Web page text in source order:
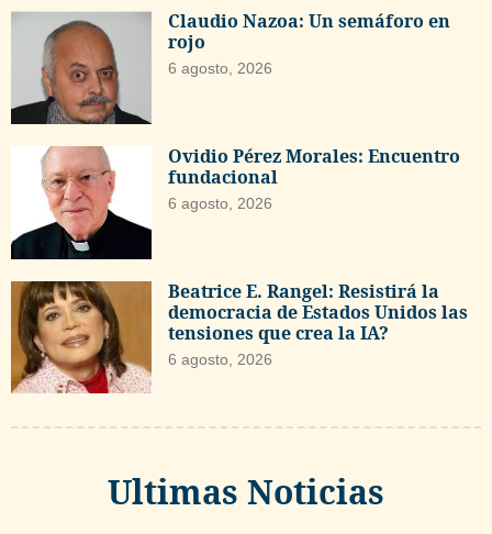
Claudio Nazoa: Un semáforo en
rojo
6 agosto, 2026
Ovidio Pérez Morales: Encuentro
fundacional
6 agosto, 2026
Beatrice E. Rangel: Resistirá la
democracia de Estados Unidos las
tensiones que crea la IA?
6 agosto, 2026
Ultimas Noticias